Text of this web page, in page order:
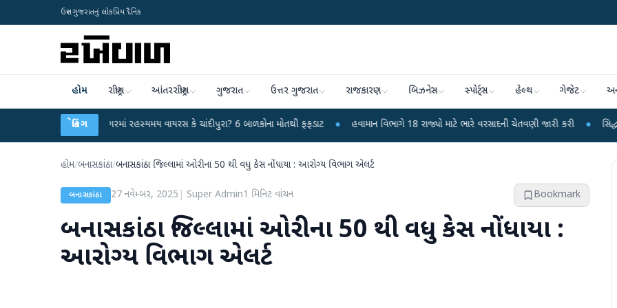
ઉત્તર ગુજરાતનું લોકપ્રિય દૈનિક
હોમ રાષ્ટ્રીય આંતરરાષ્ટ્રીય ગુજરાત ઉત્તર ગુજરાત રાજકારણ બિઝનેસ સ્પોર્ટ્સ હેલ્થ ગેજેટ
બ્રેકિંગ
હિંમતનગરમાં રહસ્યમય વાયરસ કે ચાંદીપુરા? 6 બાળકોના મોતથી ફફડાટ ● હવામાન વિભાગે 18 રાજ્યો માટે ભારે વરસાદની ચેતવણી જારી કરી ● સિદ્ધપુરથી બોમ્બ
હોમ/બનાસકાંઠા/બનાસકાંઠા જિલ્લામાં ઓરીના 50 થી વધુ કેસ નોંધાયા : આરોગ્ય વિભાગ એલર્ટ
બનાસકાંઠા 27 નવેમ્બર, 2025 Super Admin1 મિનિટ વાંચન Bookmark
બનાસકાંઠા જિલ્લામાં ઓરીના 50 થી વધુ કેસ નોંધાયા :
આરોગ્ય વિભાગ એલર્ટ